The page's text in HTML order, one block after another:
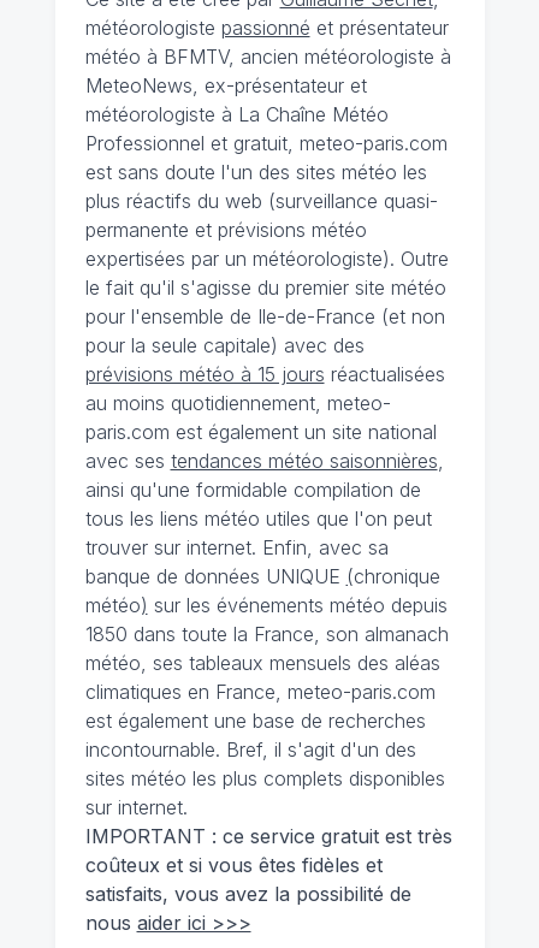
météorologiste passionné et présentateur
météo à BFMTV, ancien météorologiste à
MeteoNews, ex-présentateur et
météorologiste à La Chaîne Météo
Professionnel et gratuit, meteo-paris.com
est sans doute l'un des sites météo les
plus réactifs du web (surveillance quasi-
permanente et prévisions météo
expertisées par un météorologiste). Outre
le fait qu'il s'agisse du premier site météo
pour l'ensemble de Ile-de-France (et non
pour la seule capitale) avec des
prévisions météo à 15 jours réactualisées
au moins quotidiennement, meteo-
paris.com est également un site national
avec ses tendances météo saisonnières,
ainsi qu'une formidable compilation de
tous les liens météo utiles que l'on peut
trouver sur internet. Enfin, avec sa
banque de données UNIQUE (chronique
météo) sur les événements météo depuis
1850 dans toute la France, son almanach
météo, ses tableaux mensuels des aléas
climatiques en France, meteo-paris.com
est également une base de recherches
incontournable. Bref, il s'agit d'un des
sites météo les plus complets disponibles
sur internet.
IMPORTANT : ce service gratuit est très
coûteux et si vous êtes fidèles et
satisfaits, vous avez la possibilité de
nous aider ici >>>